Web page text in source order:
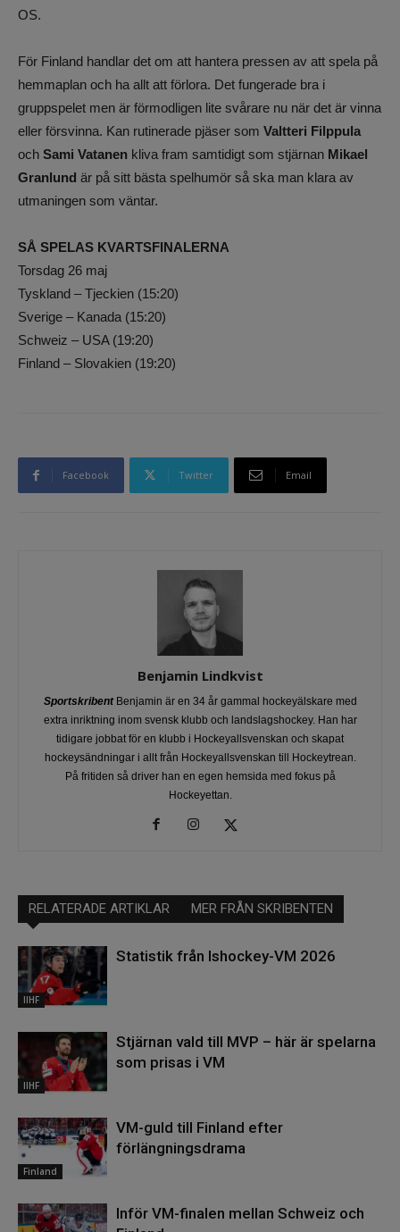
OS.
För Finland handlar det om att hantera pressen av att spela på
hemmaplan och ha allt att förlora. Det fungerade bra i
gruppspelet men är förmodligen lite svårare nu när det är vinna
eller försvinna. Kan rutinerade pjäser som Valtteri Filppula
och Sami Vatanen kliva fram samtidigt som stjärnan Mikael
Granlund är på sitt bästa spelhumör så ska man klara av
utmaningen som väntar.
SÅ SPELAS KVARTSFINALERNA
Torsdag 26 maj
Tyskland – Tjeckien (15:20)
Sverige – Kanada (15:20)
Schweiz – USA (19:20)
Finland – Slovakien (19:20)
Facebook Twitter Email
Benjamin Lindkvist
SportskribentBenjamin är en 34 år gammal hockeyälskare med
extra inriktning inom svensk klubb och landslagshockey. Han har
tidigare jobbat för en klubb i Hockeyallsvenskan och skapat
hockeysändningar i allt från Hockeyallsvenskan till Hockeytrean.
På fritiden så driver han en egen hemsida med fokus på
Hockeyettan.
RELATERADE ARTIKLAR MER FRÅN SKRIBENTEN
IIHF
Statistik från Ishockey-VM 2026
IIHF
Stjärnan vald till MVP – här är spelarna
som prisas i VM
Finland
VM-guld till Finland efter
förlängningsdrama
Inför VM-finalen mellan Schweiz och